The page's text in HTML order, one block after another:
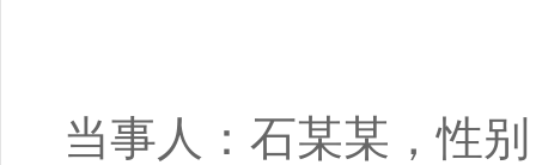
当事人：石某某，性